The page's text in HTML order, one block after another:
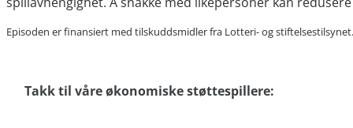
Episoden er finansiert med tilskuddsmidler fra Lotteri- og stiftelsestilsynet.
Takk til våre økonomiske støttespillere: